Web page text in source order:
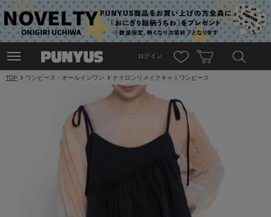
ログイン
TOP ワンピース・オールインワン ナイロンリメイクキャミワンピース